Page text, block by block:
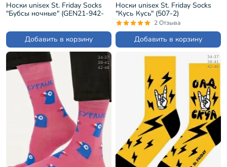
Носки unisex St. Friday Socks
"Бубсы ночные" (GEN21-942-
Добавить в корзину
Носки unisex St. Friday Socks
"Кусь Кусь" (507-2)
2 Отзыва
Добавить в корзину
34-37
38-41
42-46
34-37
38-41
42-46